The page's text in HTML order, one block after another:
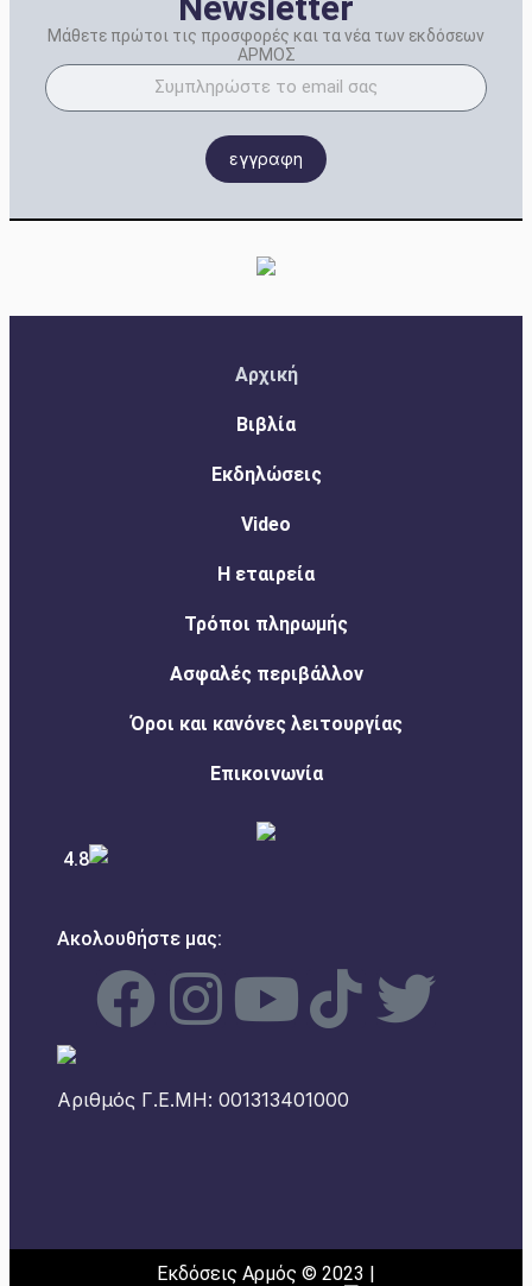
Μάθετε πρώτοι τις προσφορές και τα νέα των εκδόσεων
ΑΡΜΟΣ
εγγραφη
4.8
Αρχική
Βιβλία
Εκδηλώσεις
Video
Η εταιρεία
Τρόποι πληρωμής
Ασφαλές περιβάλλον
Όροι και κανόνες λειτουργίας
Επικοινωνία
Ακολουθήστε μας:
Αριθμός Γ.Ε.ΜΗ: 001313401000
Εκδόσεις Αρμός © 2023 |